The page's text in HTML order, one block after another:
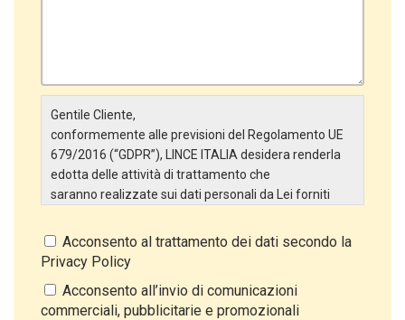
Gentile Cliente,
conformemente alle previsioni del Regolamento UE
679/2016 (“GDPR”), LINCE ITALIA desidera renderla
edotta delle attività di trattamento che
saranno realizzate sui dati personali da Lei forniti
particolare:
Titolare del Trattamento
Il Titolare del Trattamento è LINCE ITALIA S.r.l., con
sede in Via Variante di Cancelliera snc 00072 –
Acconsento al trattamento dei dati secondo la
Privacy Policy
Acconsento all’invio di comunicazioni
commerciali, pubblicitarie e promozionali